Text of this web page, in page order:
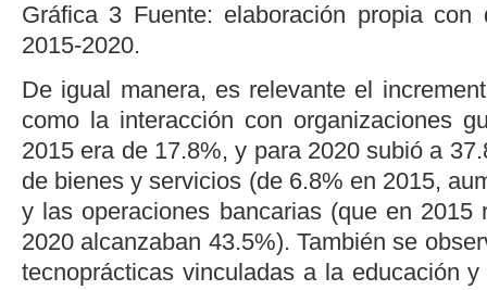
Gráfica 3 Fuente: elaboración propia
2015-2020.
De igual manera, es relevante el
como la interacción con organizaciones
2015 era de 17.8%, y para 2020 subió a
de bienes y servicios (de 6.8% en 2015,
y las operaciones bancarias (que en 2015
2020 alcanzaban 43.5%). También se
tecnoprácticas vinculadas a la educación